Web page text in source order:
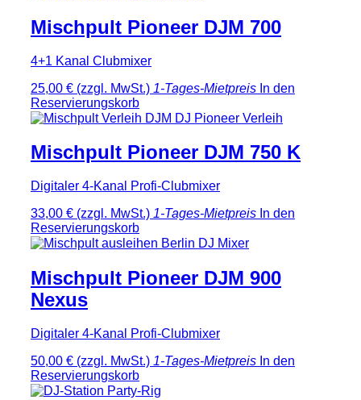
Mischpult Pioneer DJM 700
4+1 Kanal Clubmixer
25,00 € (zzgl. MwSt.) 1-Tages-Mietpreis In den
Reservierungskorb
Mischpult Pioneer DJM 750 K
Digitaler 4-Kanal Profi-Clubmixer
33,00 € (zzgl. MwSt.) 1-Tages-Mietpreis In den
Reservierungskorb
Mischpult Pioneer DJM 900
Nexus
Digitaler 4-Kanal Profi-Clubmixer
50,00 € (zzgl. MwSt.) 1-Tages-Mietpreis In den
Reservierungskorb